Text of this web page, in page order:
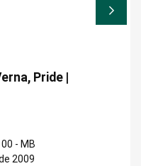
Pride |
- MB
2009